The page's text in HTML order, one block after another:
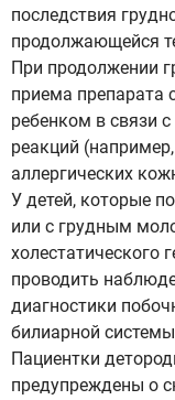
последствия
продолжающейся
При продолжении
приема препарата
ребенком в связи
реакций
аллергических
У детей, которые
или с грудным
холестатического
проводить
диагностики
билиарной
Пациентки
предупреждены о